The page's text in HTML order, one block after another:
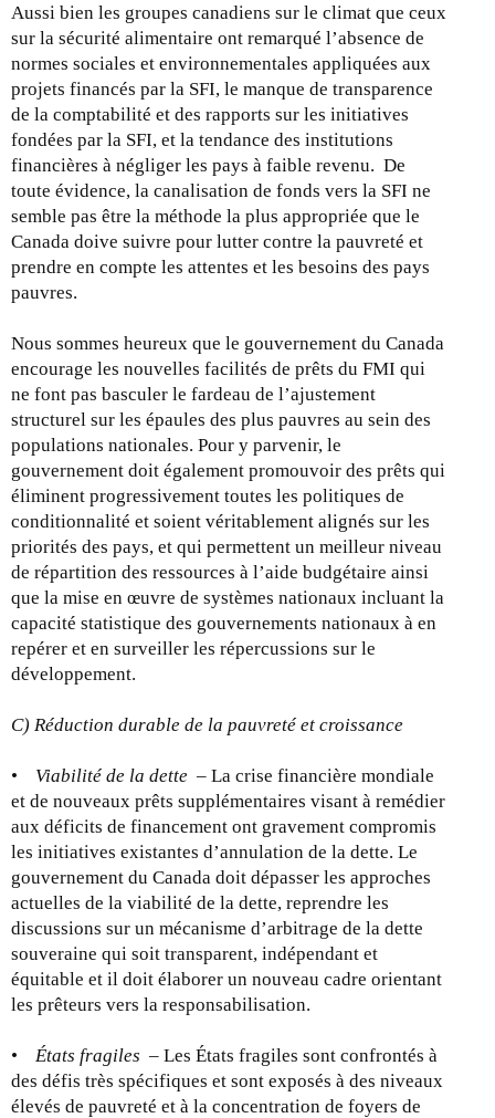
Aussi bien les groupes canadiens sur le climat que ceux
sur la sécurité alimentaire ont remarqué l’absence de
normes sociales et environnementales appliquées aux
projets financés par la SFI, le manque de transparence
de la comptabilité et des rapports sur les initiatives
fondées par la SFI, et la tendance des institutions
financières à négliger les pays à faible revenu. De
toute évidence, la canalisation de fonds vers la SFI ne
semble pas être la méthode la plus appropriée que le
Canada doive suivre pour lutter contre la pauvreté et
prendre en compte les attentes et les besoins des pays
pauvres.
Nous sommes heureux que le gouvernement du Canada
encourage les nouvelles facilités de prêts du FMI qui
ne font pas basculer le fardeau de l’ajustement
structurel sur les épaules des plus pauvres au sein des
populations nationales. Pour y parvenir, le
gouvernement doit également promouvoir des prêts qui
éliminent progressivement toutes les politiques de
conditionnalité et soient véritablement alignés sur les
priorités des pays, et qui permettent un meilleur niveau
de répartition des ressources à l’aide budgétaire ainsi
que la mise en œuvre de systèmes nationaux incluant la
capacité statistique des gouvernements nationaux à en
repérer et en surveiller les répercussions sur le
développement.
C) Réduction durable de la pauvreté et croissance
• Viabilité de la dette – La crise financière mondiale
et de nouveaux prêts supplémentaires visant à remédier
aux déficits de financement ont gravement compromis
les initiatives existantes d’annulation de la dette. Le
gouvernement du Canada doit dépasser les approches
actuelles de la viabilité de la dette, reprendre les
discussions sur un mécanisme d’arbitrage de la dette
souveraine qui soit transparent, indépendant et
équitable et il doit élaborer un nouveau cadre orientant
les prêteurs vers la responsabilisation.
• États fragiles – Les États fragiles sont confrontés à
des défis très spécifiques et sont exposés à des niveaux
élevés de pauvreté et à la concentration de foyers de